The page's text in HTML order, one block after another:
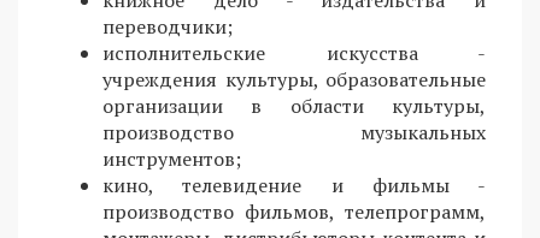
переводчики;
исполнительские искусства -
учреждения культуры, образовательные
организации в области культуры,
производство музыкальных
инструментов;
кино, телевидение и фильмы -
производство фильмов, телепрограмм,